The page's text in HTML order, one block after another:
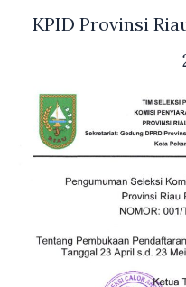
KPID Provinsi